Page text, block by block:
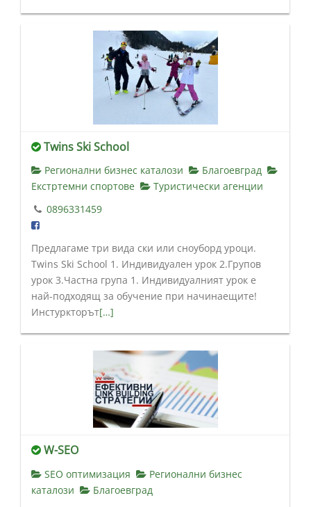
Twins Ski School
Регионални бизнес каталози
Благоевград
Екстртемни спортове
Туристически агенции
0896331459
Предлагаме три вида ски или сноуборд уроци.
Twins Ski School 1. Индивидуален урок 2.Групов
урок 3.Частна група 1. Индивидуалният урок е
най-подходящ за обучение при начинаещите!
Инстуркторът[…]
W-SEO
SEO оптимизация
Регионални бизнес
каталози
Благоевград